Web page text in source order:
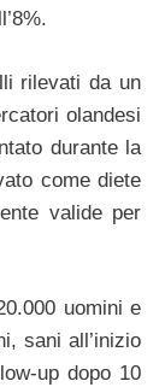
rilevati da un
olandesi
durante la
come diete
valide per
uomini e
sani all’inizio
up dopo 10